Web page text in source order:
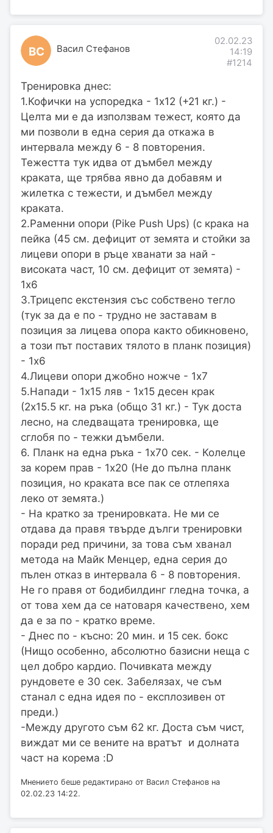
ВС Васил Стефанов
02.02.23
14:19
#1214
Тренировка днес:
1.Кофички на успоредка - 1х12 (+21 кг.) -
Целта ми е да използвам тежест, която да
ми позволи в една серия да откажа в
интервала между 6 - 8 повторения.
Тежестта тук идва от дъмбел между
краката, ще трябва явно да добавям и
жилетка с тежести, и дъмбел между
краката.
2.Раменни опори (Pike Push Ups) (с крака на
пейка (45 см. дефицит от земята и стойки за
лицеви опори в ръце хванати за най -
високата част, 10 см. дефицит от земята) -
1х6
3.Трицепс екстензия със собствено тегло
(тук за да е по - трудно не заставам в
позиция за лицева опора както обикновено,
а този път поставих тялото в планк позиция)
- 1х6
4.Лицеви опори джобно ножче - 1х7
5.Напади - 1х15 ляв - 1х15 десен крак
(2х15.5 кг. на ръка (общо 31 кг.) - Тук доста
лесно, на следващата тренировка, ще
сглобя по - тежки дъмбели.
6. Планк на една ръка - 1х70 сек. - Колелце
за корем прав - 1х20 (Не до пълна планк
позиция, но краката все пак се отлепяха
леко от земята.)
- На кратко за тренировката. Не ми се
отдава да правя твърде дълги тренировки
поради ред причини, за това съм хванал
метода на Майк Менцер, една серия до
пълен отказ в интервала 6 - 8 повторения.
Не го правя от бодибилдинг гледна точка, а
от това хем да се натоваря качествено, хем
да е за по - кратко време.
- Днес по - късно: 20 мин. и 15 сек. бокс
(Нищо особенно, абсолютно базисни неща с
цел добро кардио. Почивката между
рундовете е 30 сек. Забелязах, че съм
станал с една идея по - експлозивен от
преди.)
-Между другото съм 62 кг. Доста съм чист,
виждат ми се вените на вратът и долната
част на корема :D
Мнението беше редактирано от Васил Стефанов на
02.02.23 14:22.